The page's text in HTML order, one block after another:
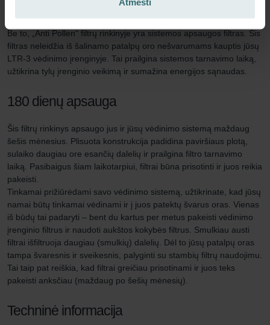
gyvenamąsias patalpas. Tai užtikrina geresnę patalpų oro kokybę,
leidžiančią jums geriau susikaupti, dirbti ir miegoti.
Be to, „Anti Pollen“ filtrų rinkinyje yra sistemos apsaugos filtras. Šis
filtras neleidžia iš šalinamo patalpų oro nešvarumams kauptis jūsų
LTR-3 vėdinimo įrenginyje. Tai prailgina sistemos tarnavimo laiką,
užtikrina tylų įrenginio veikimą ir sumažina energijos sąnaudas.
180 dienų apsauga
Šis filtrų rinkinys apsaugo jus ir jūsų vėdinimo sistemą maždaug
šešis mėnesius. Plisuota konstrukcija padidina paviršiaus plotą,
sulaiko daugiau ore esančių dalelių ir prailgina filtro tarnavimo
laiką. Pasibaigus šiam laikotarpiui, filtrai būna prisotinti ir juos reikia
pakeisti.
Tinkamai prižiūrėdami savo vėdinimo sistemą, užtikrinate, kad jūsų
namai būtų tinkamai vėdinami ir į juos patektų švarus oras. Vienas
iš būdų tai padaryti – bent du kartus per metus pakeisti vėdinimo
įrenginio filtrus ir naudoti aukštos kokybės filtrus. Smulkiau austi
filtrai išfiltruoja daugiau (smulkių) dalelių. Dėl to jūsų patalpų oras
tampa švaresnis ir sveikesnis, palyginti su stambių filtrų naudojimu.
Tai taip pat reiškia, kad filtrai greičiau prisotinami ir juos teks
pakeisti anksčiau (maždaug po šešių mėnesių).
Techninė informacija